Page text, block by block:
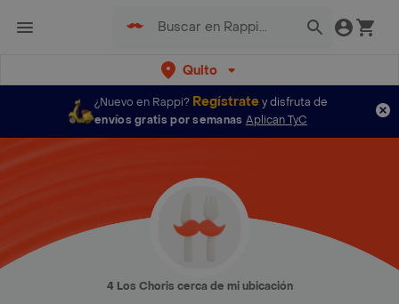
Quito
¿Nuevo en Rappi? Regístratey disfruta de
envíos gratis por semanas Aplican TyC
4 Los Choris cerca de mi ubicación